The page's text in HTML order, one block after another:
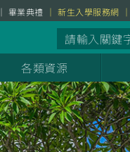
畢業典禮 新生入學服務網
各類資源